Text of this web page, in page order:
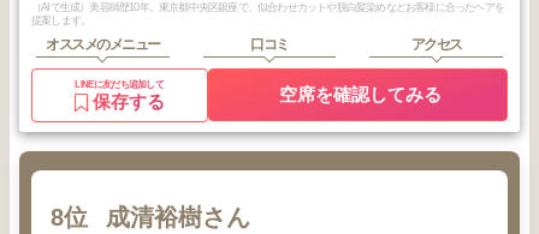
（AIで生成）美容師歴10年。東京都中央区銀座で、似合わせカットや脱白髪染めなどお客様に合ったヘアを
提案します。
オススメのメニュー 口コミ アクセス
LINEに友だち追加して
保存する 空席を確認してみる
8位 成清裕樹さん